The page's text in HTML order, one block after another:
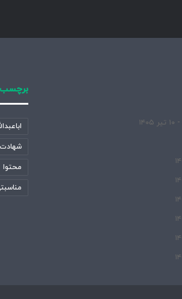
۱۰ تیر ۱۴۰۵
محتوا